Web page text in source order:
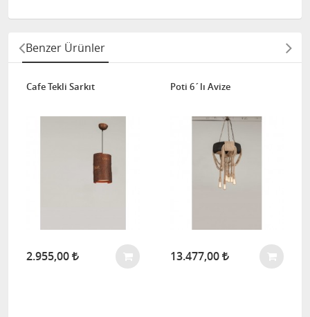
Benzer Ürünler
Cafe Tekli Sarkıt
2.955,00
Poti 6´lı Avize
13.477,00